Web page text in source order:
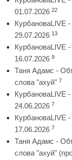
01.07.2026 22
КурбановаLIVE
29.07.2026 13
КурбановаLIVE
16.07.2026 9
Таня Адамс -
слова "ахуй" 7
КурбановаLIVE
24.06.2026 7
КурбановаLIVE
17.06.2026 7
Таня Адамс -
слова "ахуй"